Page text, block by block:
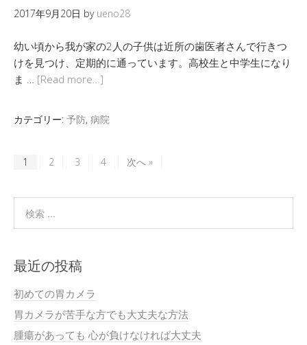
2017年9月20日 by ueno28
幼い頃から我が家の2人の子供は近所の歯医者さんで行きつ
けを見つけ、定期的に通っています。高校生と中学生になり
ま … [Read more…]
カテゴリー: 予防, 病院
1 2 3 4 次へ »
最近の投稿
初めての胃カメラ
胃カメラが苦手な方でも大丈夫な方法
腫瘍があっても 心が負けなければ大丈夫